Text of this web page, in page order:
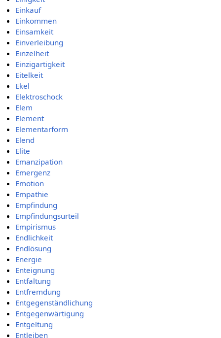
Einkauf
Einkommen
Einsamkeit
Einverleibung
Einzelheit
Einzigartigkeit
Eitelkeit
Ekel
Elektroschock
Elem
Element
Elementarform
Elend
Elite
Emanzipation
Emergenz
Emotion
Empathie
Empfindung
Empfindungsurteil
Empirismus
Endlichkeit
Endlösung
Energie
Enteignung
Entfaltung
Entfremdung
Entgegenständlichung
Entgegenwärtigung
Entgeltung
Entleiben